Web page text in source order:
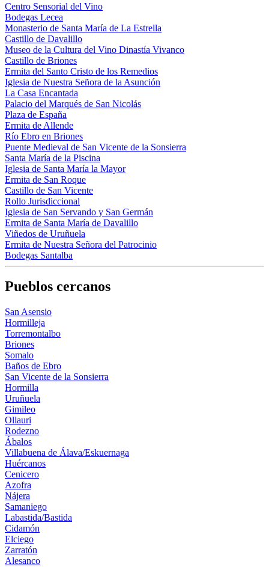
Centro Sensorial del Vino
Bodegas Lecea
Monasterio de Santa María de La Estrella
Castillo de Davalillo
Museo de la Cultura del Vino Dinastía Vivanco
Castillo de Briones
Ermita del Santo Cristo de los Remedios
Iglesia de Nuestra Señora de la Asunción
La Casa Encantada
Palacio del Marqués de San Nicolás
Plaza de España
Ermita de Allende
Río Ebro en Briones
Puente Medieval de San Vicente de la Sonsierra
Santa María de la Piscina
Iglesia de Santa María la Mayor
Ermita de San Roque
Castillo de San Vicente
Rollo Jurisdiccional
Iglesia de San Servando y San Germán
Ermita de Santa María de Davalillo
Viñedos de Uruñuela
Ermita de Nuestra Señora del Patrocinio
Bodegas Santalba
Pueblos cercanos
San Asensio
Hormilleja
Torremontalbo
Briones
Somalo
Baños de Ebro
San Vicente de la Sonsierra
Hormilla
Uruñuela
Gimileo
Ollauri
Rodezno
Ábalos
Villabuena de Álava/Eskuernaga
Huércanos
Cenicero
Azofra
Nájera
Samaniego
Labastida/Bastida
Cidamón
Elciego
Zarratón
Alesanco